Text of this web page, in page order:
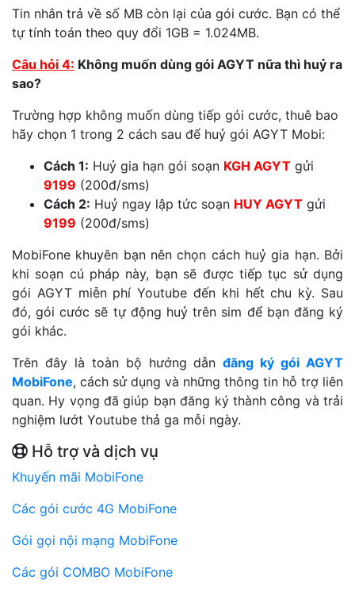
Tin nhắn trả về số MB còn lại của gói cước. Bạn có thể
tự tính toán theo quy đổi 1GB = 1.024MB.
Câu hỏi 4: Không muốn dùng gói AGYT nữa thì huỷ ra
sao?
Trường hợp không muốn dùng tiếp gói cước, thuê bao
hãy chọn 1 trong 2 cách sau để huỷ gói AGYT Mobi:
Cách 1: Huỷ gia hạn gói soạn KGH AGYT gửi
9199 (200đ/sms)
Cách 2: Huỷ ngay lập tức soạn HUY AGYT gửi
9199 (200đ/sms)
MobiFone khuyên bạn nên chọn cách huỷ gia hạn. Bởi
khi soạn cú pháp này, bạn sẽ được tiếp tục sử dụng
gói AGYT miễn phí Youtube đến khi hết chu kỳ. Sau
đó, gói cước sẽ tự động huỷ trên sim để bạn đăng ký
gói khác.
Trên đây là toàn bộ hướng dẫnđăng ký gói AGYT
MobiFone, cách sử dụng và những thông tin hỗ trợ liên
quan. Hy vọng đã giúp bạn đăng ký thành công và trải
nghiệm lướt Youtube thả ga mỗi ngày.
Hỗ trợ và dịch vụ
Khuyến mãi MobiFone
Các gói cước 4G MobiFone
Gói gọi nội mạng MobiFone
Các gói COMBO MobiFone